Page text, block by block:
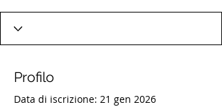
Profilo
Data di iscrizione: 21 gen 2026